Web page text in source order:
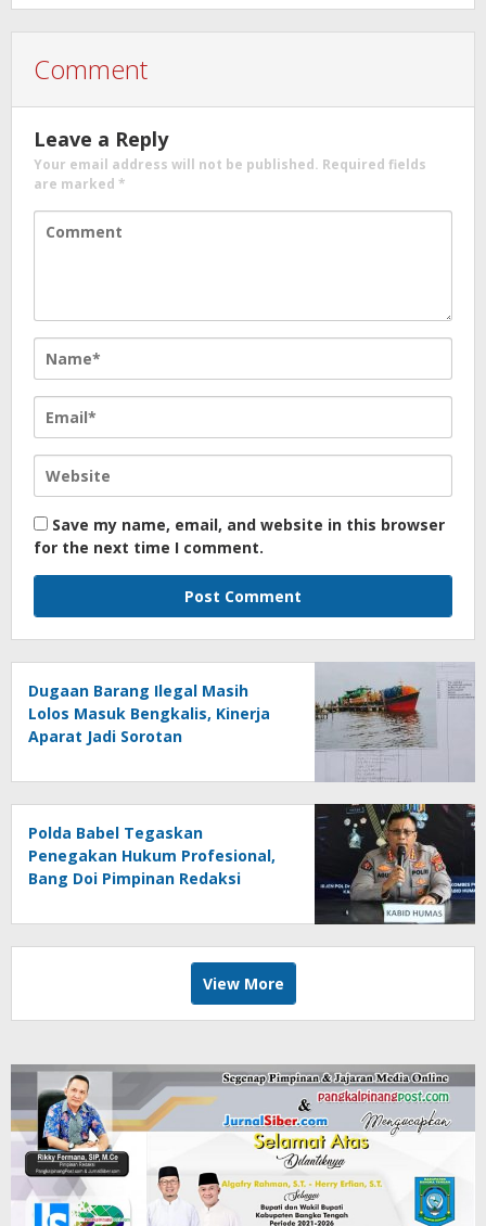
Comment
Leave a Reply
Your email address will not be published. Required fields
are marked *
Save my name, email, and website in this browser
for the next time I comment.
Dugaan Barang Ilegal Masih
Lolos Masuk Bengkalis, Kinerja
Aparat Jadi Sorotan
Polda Babel Tegaskan
Penegakan Hukum Profesional,
Bang Doi Pimpinan Redaksi
Dua Kali Tak Hadiri Panggilan
View More